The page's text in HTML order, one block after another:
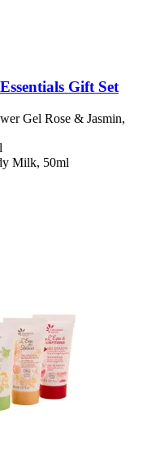
Gift Set
Gel Rose & Jasmin,
Milk, 50ml